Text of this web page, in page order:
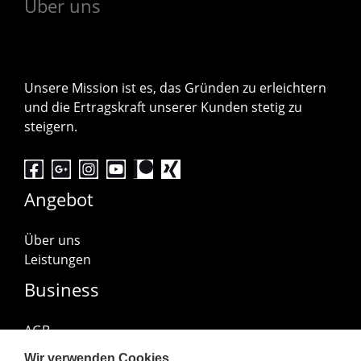
Wir verwenden Cookies
Über uns
Unsere Mission ist es, das Gründen zu erleichtern
und die Ertragskraft unserer Kunden stetig zu
steigern.
Angebot
Über uns
Leistungen
Business
AGB
Impressum